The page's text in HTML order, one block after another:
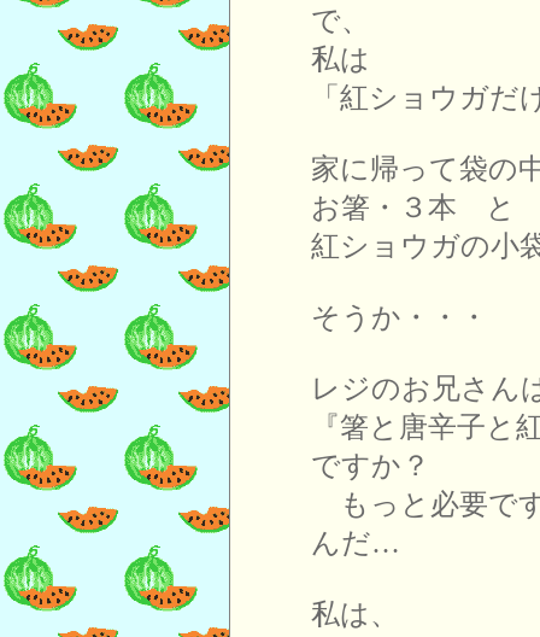
で、
私は
「紅ショウガ
家に帰って袋の
お箸・３本 と
紅ショウガの小
そうか・・・
レジのお兄さん
『箸と唐辛子
ですか？
もっと必要で
んだ…
私は、